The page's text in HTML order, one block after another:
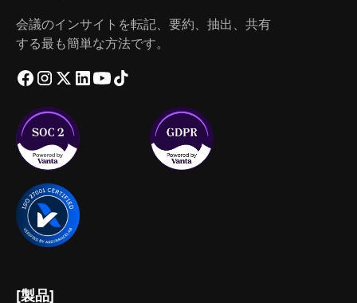
会議のインサイトを転記、要約、抽出、共有
する最も簡単な方法です。
[製品]